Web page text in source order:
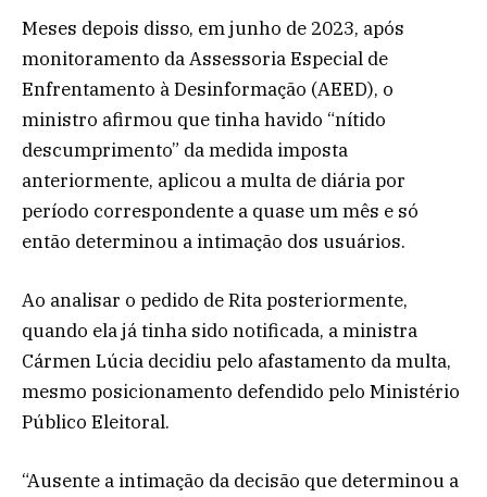
Meses depois disso, em junho de 2023, após
monitoramento da Assessoria Especial de
Enfrentamento à Desinformação (AEED), o
ministro afirmou que tinha havido “nítido
descumprimento” da medida imposta
anteriormente, aplicou a multa de diária por
período correspondente a quase um mês e só
então determinou a intimação dos usuários.
Ao analisar o pedido de Rita posteriormente,
quando ela já tinha sido notificada, a ministra
Cármen Lúcia decidiu pelo afastamento da multa,
mesmo posicionamento defendido pelo Ministério
Público Eleitoral.
“Ausente a intimação da decisão que determinou a